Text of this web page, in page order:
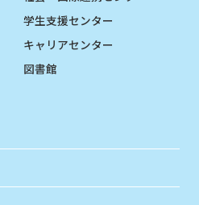
学生支援センター
キャリアセンター
図書館